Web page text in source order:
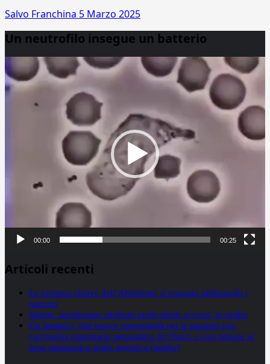
Salvo Franchina 5 Marzo 2025
Un neutrofilo insegue un batterio
Player
00:00 00:25
Articoli recenti
La proteina chiave dell’Alzheimer si propaga utilizzando i
neuroni
Statine: inutilmente attribuiti molti effetti avversi, lo studio
Un farmaco, due nuove opportunità per le pazienti con
carcinoma mammario metastatico hr+/her2- e con tumore al
seno metastatico triplo negativo (mtnbc)